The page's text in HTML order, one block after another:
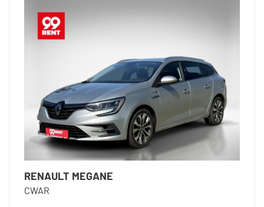
RENAULT MEGANE
CWAR